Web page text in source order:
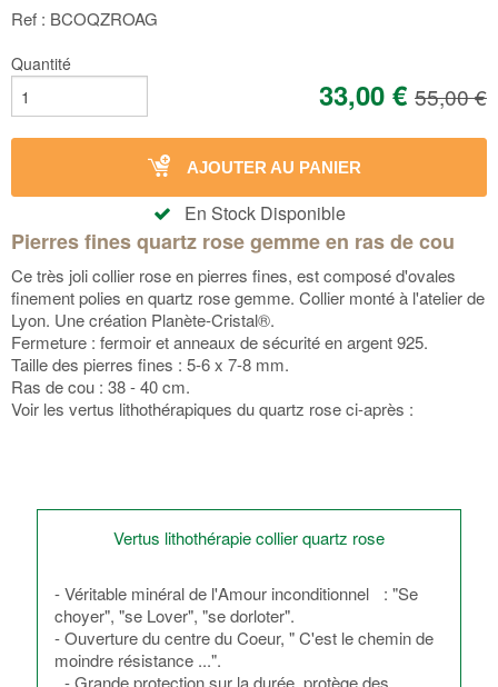
Ref : BCOQZROAG
Quantité
33,00 € 55,00 €
AJOUTER AU PANIER
En Stock Disponible
Pierres fines quartz rose gemme en ras de cou
Ce très joli collier rose en pierres fines, est composé d'ovales
finement polies en quartz rose gemme. Collier monté à l'atelier de
Lyon. Une création Planète-Cristal®.
Fermeture : fermoir et anneaux de sécurité en argent 925.
Taille des pierres fines : 5-6 x 7-8 mm.
Ras de cou : 38 - 40 cm.
Voir les vertus lithothérapiques du quartz rose ci-après :
Vertus lithothérapie collier quartz rose
- Véritable minéral de l'Amour inconditionnel : "Se
choyer", "se Lover", "se dorloter".
- Ouverture du centre du Coeur, " C'est le chemin de
moindre résistance ...".